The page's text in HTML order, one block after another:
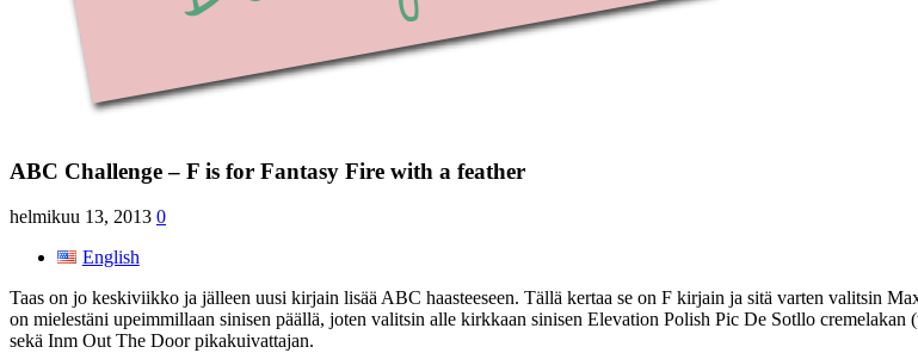
ABC Challenge – F is for Fantasy Fire with a feather
helmikuu 13, 2013 0
English
Taas on jo keskiviikko ja jälleen uusi kirjain lisää ABC haasteeseen. Tällä kertaa se on F kirjain ja sitä varten valitsin
on mielestäni upeimmillaan sinisen päällä, joten valitsin alle kirkkaan sinisen Elevation Polish Pic De Sotllo cremelakan
sekä Inm Out The Door pikakuivattajan.